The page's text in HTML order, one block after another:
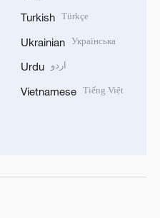
Turkish Türkçe
Ukrainian Українська
Urdu اردو
Vietnamese Tiếng Việt